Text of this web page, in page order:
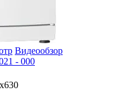
Видеообзор
- 000